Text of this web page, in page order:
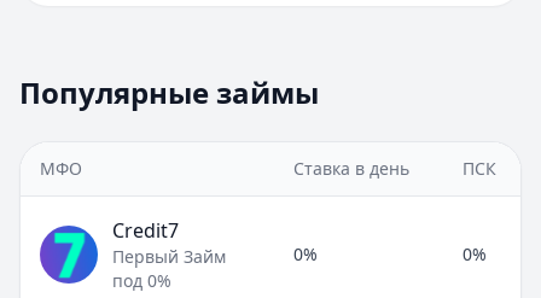
Популярные займы
МФО Ставка в день ПСК
Credit7
Первый Займ
под 0%
0% 0%